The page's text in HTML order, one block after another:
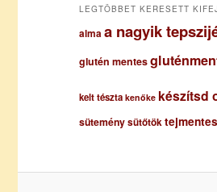
LEGTÖBBET KERESETT
almaa nagyik
glutén mentes
kelt tészta kenőke készítsd
süteménysütőtöktejmentes